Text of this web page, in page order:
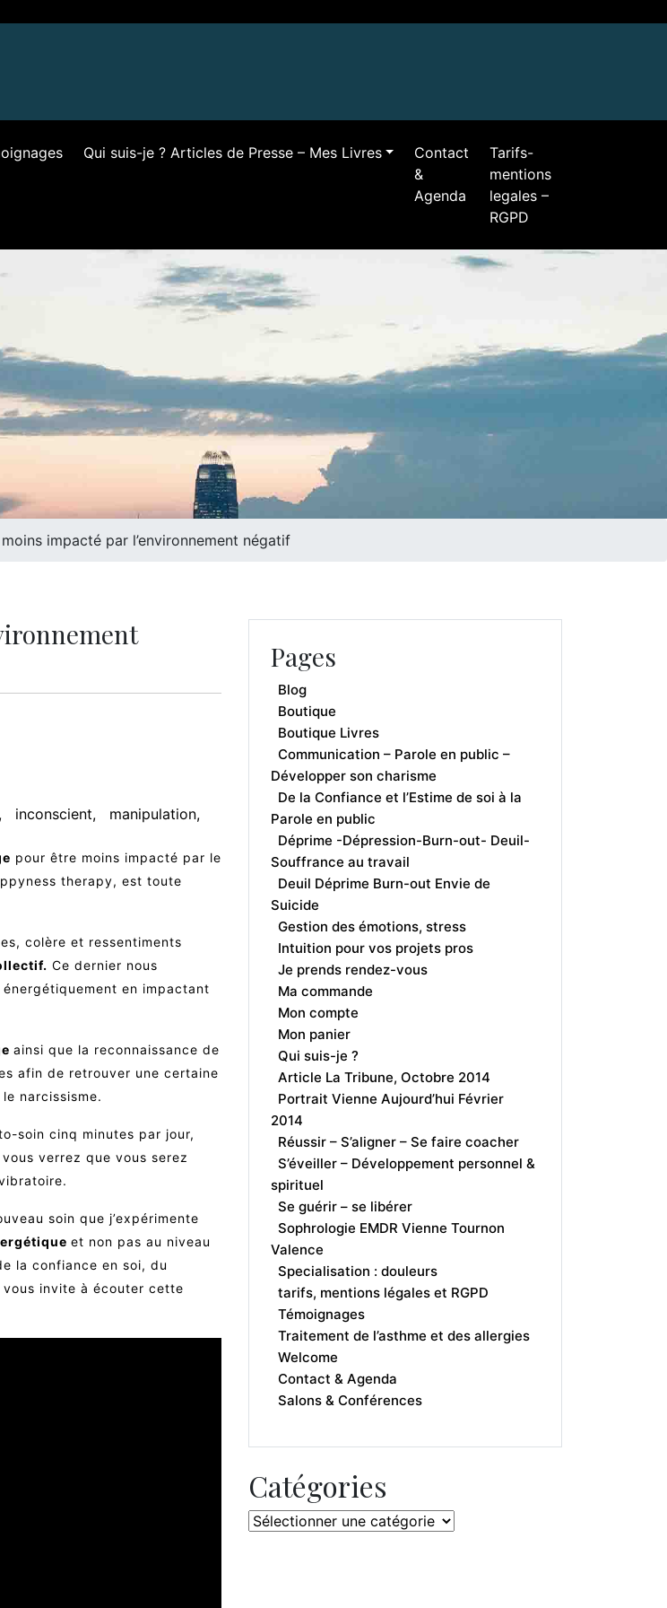
Qui suis-je ? Articles de Presse – Mes Livres
Contact
&
Agenda
Tarifs-
mentions
legales –
RGPD
impacté par l’environnement négatif
inconscient
manipulation
pour être moins impacté par le
therapy, est toute
colère et ressentiments
Ce dernier nous
en impactant
ainsi que la reconnaissance de
afin de retrouver une certaine
narcissisme.
soin cinq minutes par jour,
verrez que vous serez
soin que j’expérimente
et non pas au niveau
la confiance en soi, du
invite à écouter cette
Pages
Blog
Boutique
Boutique Livres
Communication – Parole en public –
Développer son charisme
De la Confiance et l’Estime de soi à la
Parole en public
Déprime -Dépression-Burn-out- Deuil-
Souffrance au travail
Deuil Déprime Burn-out Envie de
Suicide
Gestion des émotions, stress
Intuition pour vos projets pros
Je prends rendez-vous
Ma commande
Mon compte
Mon panier
Qui suis-je ?
Article La Tribune, Octobre 2014
Portrait Vienne Aujourd’hui Février
2014
Réussir – S’aligner – Se faire coacher
S’éveiller – Développement personnel &
spirituel
Se guérir – se libérer
Sophrologie EMDR Vienne Tournon
Valence
Specialisation : douleurs
tarifs, mentions légales et RGPD
Témoignages
Traitement de l’asthme et des allergies
Welcome
Contact & Agenda
Salons & Conférences
Catégories
Catégories